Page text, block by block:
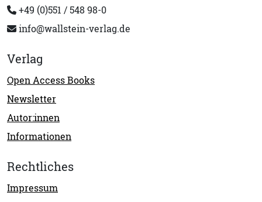
+49 (0)551 / 548 98-0
info@wallstein-verlag.de
Verlag
Open Access Books
Newsletter
Autor:innen
Informationen
Rechtliches
Impressum